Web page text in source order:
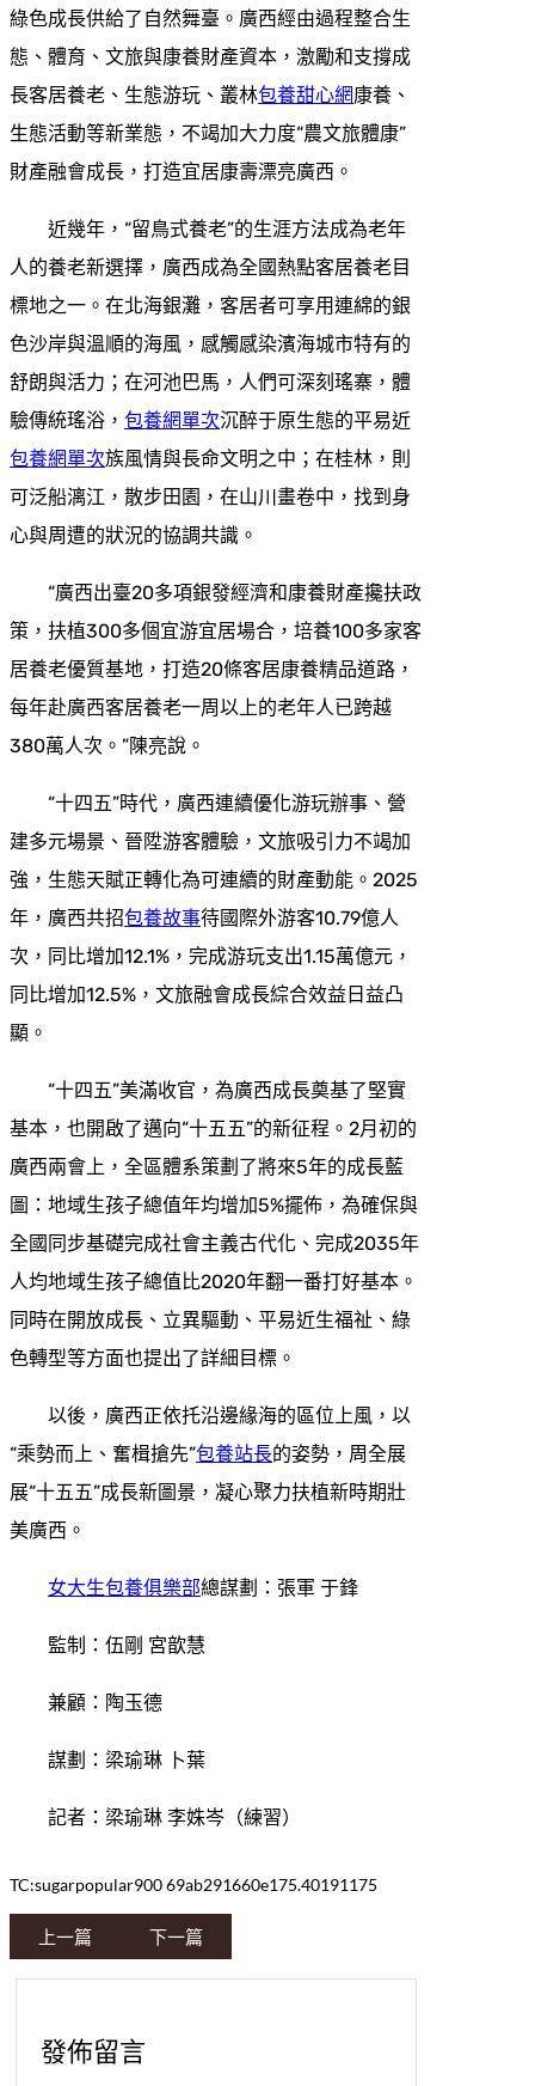
綠色成長供給了自然舞臺。廣西經由過程整合生
態、體育、文旅與康養財產資本，激勵和支撐成
長客居養老、生態游玩、叢林包養甜心網康養、
生態活動等新業態，不竭加大力度“農文旅體康”
財產融會成長，打造宜居康壽漂亮廣西。
近幾年，“留鳥式養老”的生涯方法成為老年
人的養老新選擇，廣西成為全國熱點客居養老目
標地之一。在北海銀灘，客居者可享用連綿的銀
色沙岸與溫順的海風，感觸感染濱海城市特有的
舒朗與活力；在河池巴馬，人們可深刻瑤寨，體
驗傳統瑤浴， 包養網單次沉醉于原生態的平易近
包養網單次族風情與長命文明之中；在桂林，則
可泛船漓江，散步田園，在山川畫卷中，找到身
心與周遭的狀況的協調共識。
“廣西出臺20多項銀發經濟和康養財產攙扶政
策，扶植300多個宜游宜居場合，培養100多家客
居養老優質基地，打造20條客居康養精品道路，
每年赴廣西客居養老一周以上的老年人已跨越
380萬人次。”陳亮說。
“十四五”時代，廣西連續優化游玩辦事、營
建多元場景、晉陞游客體驗，文旅吸引力不竭加
強，生態天賦正轉化為可連續的財產動能。2025
年，廣西共招包養故事待國際外游客10.79億人
次，同比增加12.1%，完成游玩支出1.15萬億元，
同比增加12.5%，文旅融會成長綜合效益日益凸
顯。
“十四五”美滿收官，為廣西成長奠基了堅實
基本，也開啟了邁向“十五五”的新征程。2月初的
廣西兩會上，全區體系策劃了將來5年的成長藍
圖：地域生孩子總值年均增加5%擺佈，為確保與
全國同步基礎完成社會主義古代化、完成2035年
人均地域生孩子總值比2020年翻一番打好基本。
同時在開放成長、立異驅動、平易近生福祉、綠
色轉型等方面也提出了詳細目標。
以後，廣西正依托沿邊緣海的區位上風，以
“乘勢而上、奮楫搶先”包養站長的姿勢，周全展
展“十五五”成長新圖景，凝心聚力扶植新時期壯
美廣西。
女大生包養俱樂部總謀劃：張軍 于鋒
監制：伍剛 宮歆慧
兼顧：陶玉德
謀劃：梁瑜琳 卜葉
記者：梁瑜琳 李姝岑（練習）
TC:sugarpopular900 69ab291660e175.40191175
上一篇 下一篇
發佈留言